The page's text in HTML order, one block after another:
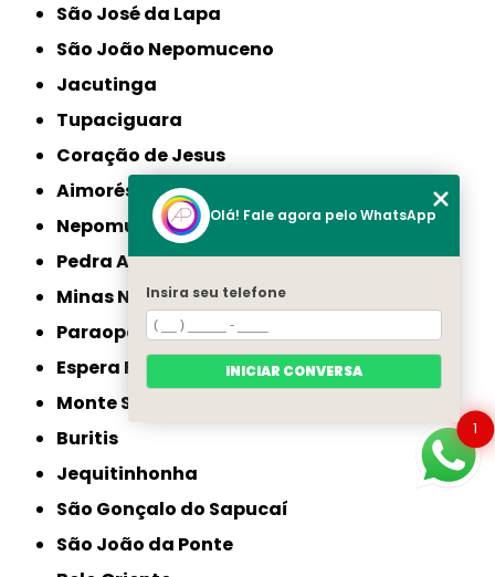
São José da Lapa
São João Nepomuceno
Jacutinga
Tupaciguara
Coração de Jesus
Aimorés
Nepomuceno
Pedra Azul
Minas Novas
Paraopeba
Espera Feliz
Monte Sião
Buritis
Jequitinhonha
São Gonçalo do Sapucaí
São João da Ponte
1
Olá! Fale agora pelo WhatsApp
Insira seu telefone
INICIAR CONVERSA